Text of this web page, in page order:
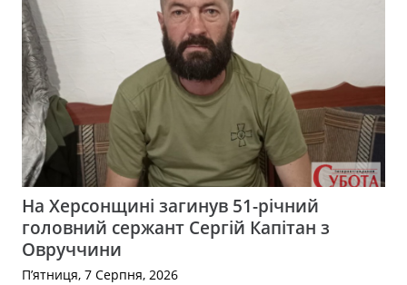
На Херсонщині загинув 51-річний
головний сержант Сергій Капітан з
Овруччини
П’ятниця, 7 Серпня, 2026